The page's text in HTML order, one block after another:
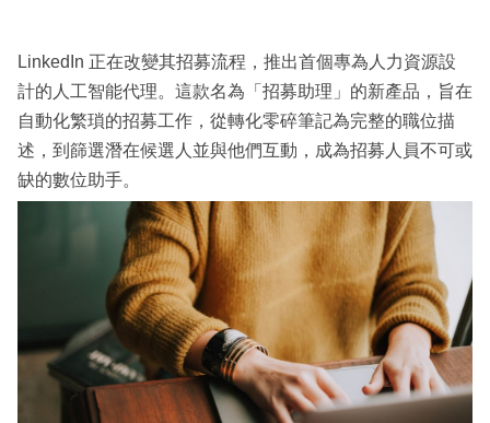
區
LinkedIn 正在改變其招募流程，推出首個專為人力資源設
計的人工智能代理。這款名為「招募助理」的新產品，旨在
自動化繁瑣的招募工作，從轉化零碎筆記為完整的職位描
述，到篩選潛在候選人並與他們互動，成為招募人員不可或
缺的數位助手。